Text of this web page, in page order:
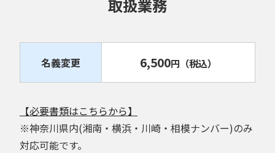
取扱業務
名義変更 6,500円 （税込）
【必要書類はこちらから】
※神奈川県内(湘南・横浜・川崎・相模ナンバー)のみ
対応可能です。